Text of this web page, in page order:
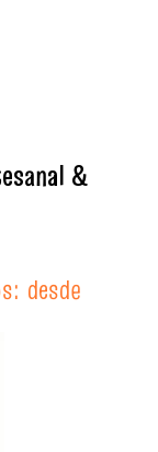
&
desde